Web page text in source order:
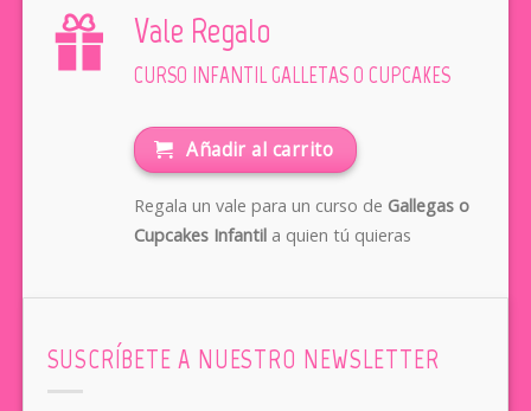
Vale Regalo
CURSO INFANTIL GALLETAS O CUPCAKES
Añadir al carrito
Regala un vale para un curso de Gallegas o
Cupcakes Infantila quien tú quieras
SUSCRÍBETE A NUESTRO NEWSLETTER